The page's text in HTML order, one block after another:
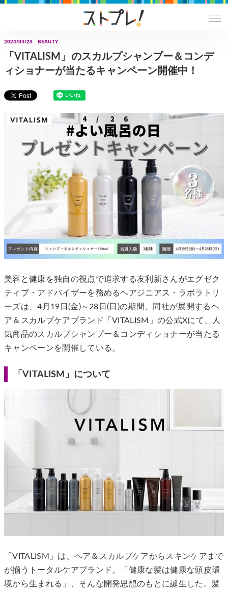
2024/04/23 BEAUTY
「VITALISM」のスカルプシャンプー＆コンデ
ィショナーが当たるキャンペーン開催中！
美容と健康を独自の視点で追求する友利新さんがエグゼク
ティブ・アドバイザーを務めるヘアジニアス・ラボラトリ
ーズは、4月19日(金)～28日(日)の期間、同社が展開するヘ
ア＆スカルプケアブランド「VITALISM」の公式Xにて、人
気商品のスカルプシャンプー＆コンディショナーが当たる
キャンペーンを開催している。
「VITALISM」について
「VITALISM」は、ヘア＆スカルプケアからスキンケアまで
が揃うトータルケアブランド。「健康な髪は健康な頭皮環
境から生まれる」、そんな開発思想のもとに誕生した。髪